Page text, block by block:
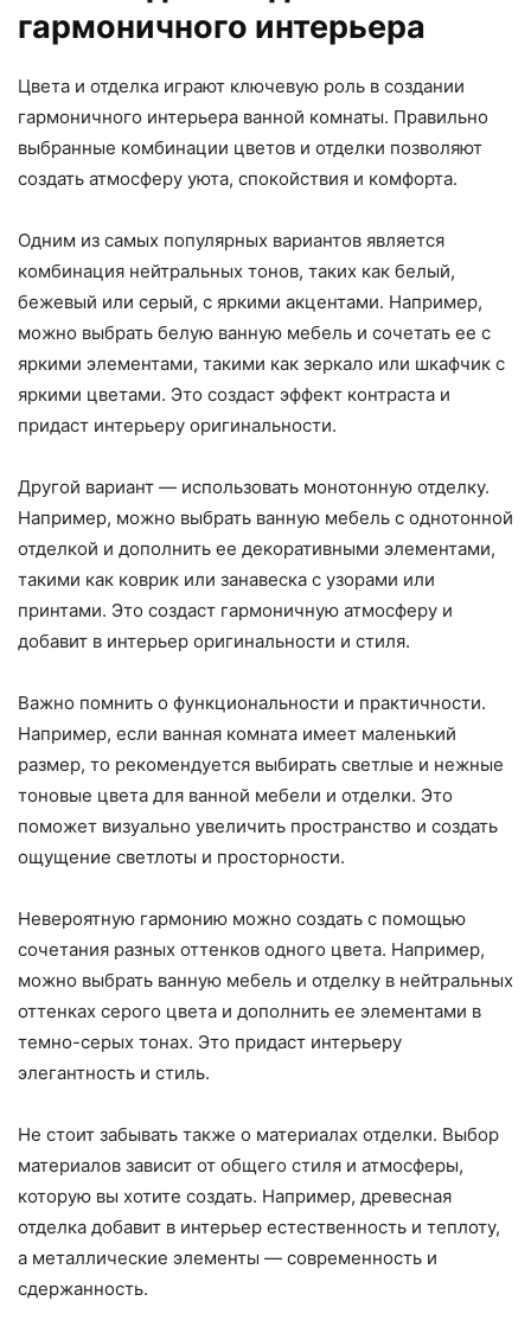
гармоничного интерьера
Цвета и отделка играют ключевую роль в создании
гармоничного интерьера ванной комнаты. Правильно
выбранные комбинации цветов и отделки позволяют
создать атмосферу уюта, спокойствия и комфорта.
Одним из самых популярных вариантов является
комбинация нейтральных тонов, таких как белый,
бежевый или серый, с яркими акцентами. Например,
можно выбрать белую ванную мебель и сочетать ее с
яркими элементами, такими как зеркало или шкафчик с
яркими цветами. Это создаст эффект контраста и
придаст интерьеру оригинальности.
Другой вариант — использовать монотонную отделку.
Например, можно выбрать ванную мебель с однотонной
отделкой и дополнить ее декоративными элементами,
такими как коврик или занавеска с узорами или
принтами. Это создаст гармоничную атмосферу и
добавит в интерьер оригинальности и стиля.
Важно помнить о функциональности и практичности.
Например, если ванная комната имеет маленький
размер, то рекомендуется выбирать светлые и нежные
тоновые цвета для ванной мебели и отделки. Это
поможет визуально увеличить пространство и создать
ощущение светлоты и просторности.
Невероятную гармонию можно создать с помощью
сочетания разных оттенков одного цвета. Например,
можно выбрать ванную мебель и отделку в нейтральных
оттенках серого цвета и дополнить ее элементами в
темно-серых тонах. Это придаст интерьеру
элегантность и стиль.
Не стоит забывать также о материалах отделки. Выбор
материалов зависит от общего стиля и атмосферы,
которую вы хотите создать. Например, древесная
отделка добавит в интерьер естественность и теплоту,
а металлические элементы — современность и
сдержанность.